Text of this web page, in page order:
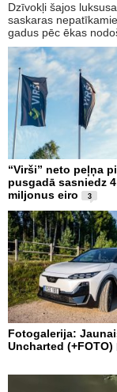
Dzīvokļi šajos
saskaras
gadus pēc ēkas
“Virši” neto peļņa
pusgadā sasniedz
miljonus eiro
3
Fotogalerija:
Uncharted (+FOTO)